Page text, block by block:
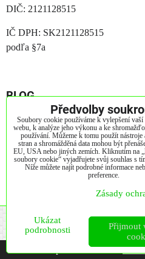
DIČ: 2121128515
IČ DPH: SK2121128515
podľa §7a
BLOG
Jak vybrát matraci?
Jak správně pečovat o vaší matraci?
Životnost matrací
Co je to paměťová pěna?
Předvolby soukromí Zásady
Vytvořeno systémem:
Předvolby
Soubory cookie používáme k vylepšení
webu, k analýze jeho výkonu a ke
používání. Můžeme k tomu použít nástroje
stran a shromážděná data mohou být
EU, USA nebo jiných zemích. Kliknutím na
soubory cookie“ vyjadřujete svůj souhlas s
Níže můžete najít podrobné informace
preference.
Zásady
Ukázat
podrobnosti
Přijmout
Táto stránka používa cookies.Viac